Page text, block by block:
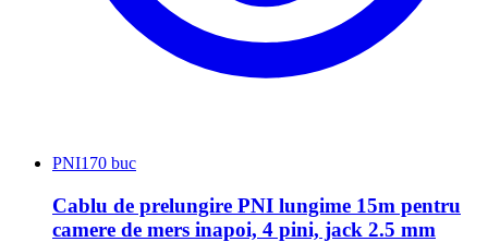
PNI170 buc
Cablu de prelungire PNI lungime 15m pentru
camere de mers inapoi, 4 pini, jack 2.5 mm